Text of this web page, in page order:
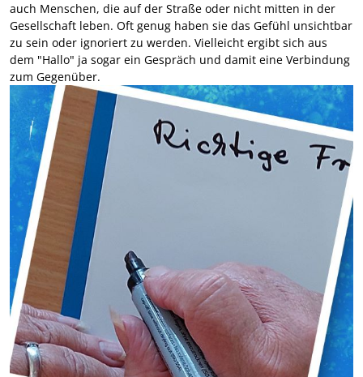
auch Menschen, die auf der Straße oder nicht mitten in der
Gesellschaft leben. Oft genug haben sie das Gefühl unsichtbar
zu sein oder ignoriert zu werden. Vielleicht ergibt sich aus
dem "Hallo" ja sogar ein Gespräch und damit eine Verbindung
zum Gegenüber.